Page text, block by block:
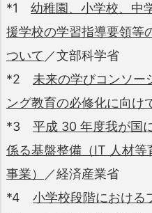
*1 幼稚園、小学校、中
援学校の学習指導要領等
ついて ／文部科学省
*2 未来の学びコンソ
ング教育の必修化に向け
*3 平成 30 年度我が国
係る基盤整備（IT 人材
事業）
／経済産業省
*4 小学校段階における